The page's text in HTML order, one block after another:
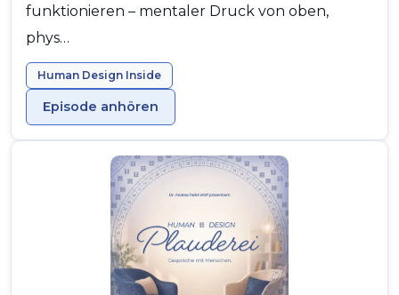
funktionieren – mentaler Druck von oben,
phys…
Human Design Inside
Episode anhören